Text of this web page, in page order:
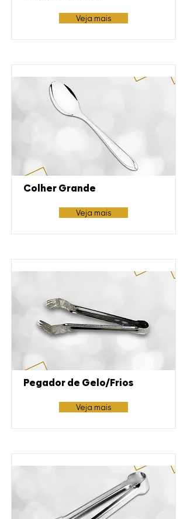
Veja mais
Colher Grande
Veja mais
Pegador de Gelo/Frios
Veja mais